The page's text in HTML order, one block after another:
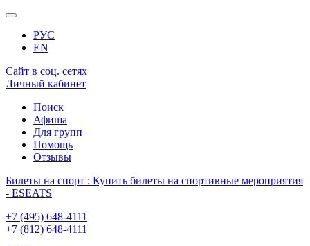
РУС
EN
Сайт в соц. сетях
Личный кабинет
Поиск
Афиша
Для групп
Помощь
Отзывы
Билеты на спорт : Купить билеты на спортивные мероприятия
- ESEATS
+7 (495) 648-4111
+7 (812) 648-4111